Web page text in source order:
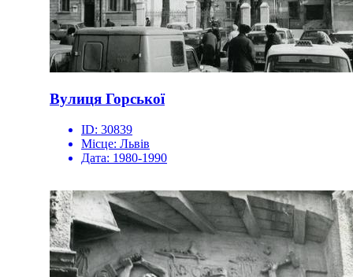
Вулиця Горської
ID: 30839
Місце: Львів
Дата: 1980-1990